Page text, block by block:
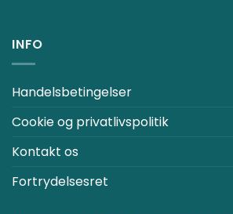
INFO
Handelsbetingelser
Cookie og privatlivspolitik
Kontakt os
Fortrydelsesret